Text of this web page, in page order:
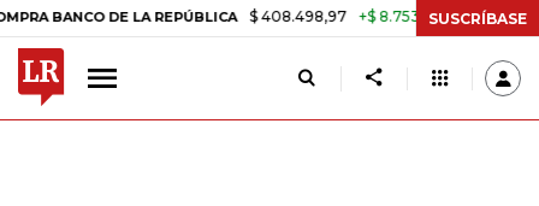
LA REPÚBLICA $ 408.498,97 +$ 8.753,81 +2,19% TASA DE
SUSCRÍBASE